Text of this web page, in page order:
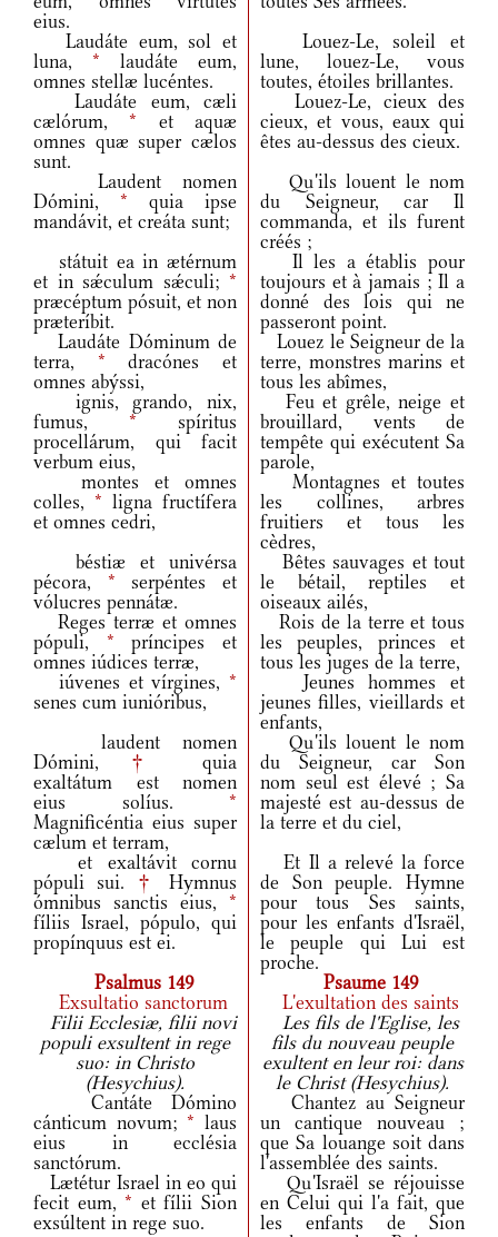
eius.
Laudáte eum, sol et
luna, * laudáte eum,
omnes stellæ lucéntes.
Louez-Le, soleil et
lune, louez-Le, vous
toutes, étoiles brillantes.
Laudáte eum, cæli
cælórum,* et aquæ
omnes quæ super cælos
sunt.
Louez-Le, cieux des
cieux, et vous, eaux qui
êtes au-dessus des cieux.
Laudent nomen
Dómini, * quia ipse
mandávit, et creáta sunt;
Qu'ils louent le nom
du Seigneur, car Il
commanda, et ils furent
créés ;
státuit ea in ætérnum
et in sǽculum sǽculi; *
præcéptum pósuit, et non
præteríbit.
Il les a établis pour
toujours et à jamais ; Il a
donné des lois qui ne
passeront point.
Laudáte Dóminum de
terra, * dracónes et
omnes abýssi,
Louez le Seigneur de la
terre, monstres marins et
tous les abîmes,
ignis, grando, nix,
fumus, * spíritus
procellárum, qui facit
verbum eius,
Feu et grêle, neige et
brouillard, vents de
tempête qui exécutent Sa
parole,
montes et omnes
colles, * ligna fructífera
et omnes cedri,
Montagnes et toutes
les collines, arbres
fruitiers et tous les
cèdres,
béstiæ et univérsa
pécora, * serpéntes et
vólucres pennátæ.
Bêtes sauvages et tout
le bétail, reptiles et
oiseaux ailés,
Reges terræ et omnes
pópuli, * príncipes et
omnes iúdices terræ,
Rois de la terre et tous
les peuples, princes et
tous les juges de la terre,
iúvenes et vírgines, *
senes cum iunióribus,
Jeunes hommes et
jeunes filles, vieillards et
enfants,
laudent nomen
Dómini, †
quia
exaltátum est nomen
eius solíus. *
Magnificéntia eius super
cælum et terram,
Qu'ils louent le nom
du Seigneur, car Son
nom seul est élevé ; Sa
majesté est au-dessus de
la terre et du ciel,
et exaltávit cornu
pópuli sui. †
Hymnus
ómnibus sanctis eius, *
fíliis Israel, pópulo, qui
propínquus est ei.
Et Il a relevé la force
de Son peuple. Hymne
pour tous Ses saints,
pour les enfants d'Israël,
le peuple qui Lui est
proche.
Psalmus 149
Psaume 149
Exsultatio sanctorum
L'exultation des saints
Filii Ecclesiæ, filii novi
populi exsultent in rege
suo: in Christo
(Hesychius).
Les fils de l'Eglise, les
fils du nouveau peuple
exultent en leur roi: dans
le Christ (Hesychius).
Cantáte Dómino
cánticum novum;* laus
eius in ecclésia
sanctórum.
Chantez au Seigneur
un cantique nouveau ;
que Sa louange soit dans
l'assemblée des saints.
Lætétur Israel in eo qui
fecit eum,* et fílii Sion
exsúltent in rege suo.
Qu'Israël se réjouisse
en Celui qui l'a fait, que
les enfants de Sion